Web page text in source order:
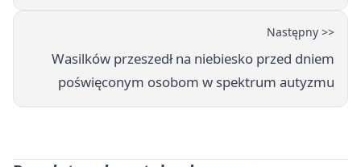
Następny >>
Wasilków przeszedł na niebiesko przed dniem
poświęconym osobom w spektrum autyzmu